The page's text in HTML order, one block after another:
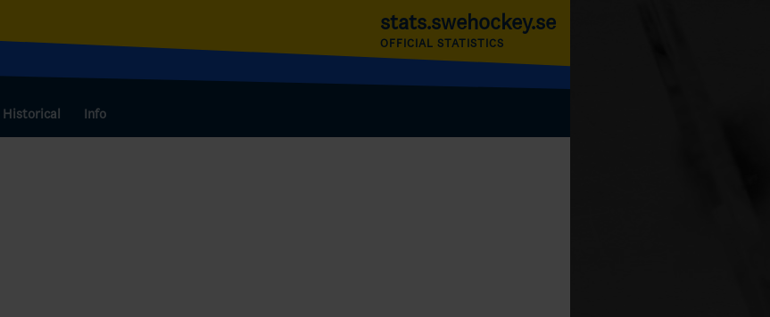
Historical Info
stats.swehockey.se
OFFICIAL STATISTICS